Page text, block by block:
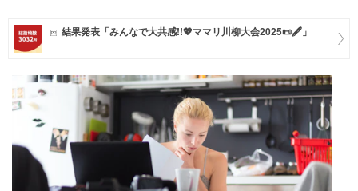
お仕事
マネー
トレンド・イベント
結果発表「みんなで大共感!!💖ママリ川柳大会2025📜🖋️」